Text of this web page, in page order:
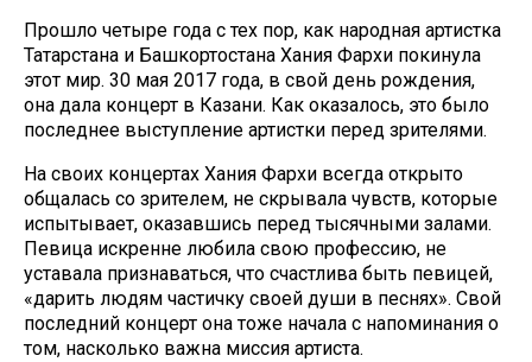
Прошло четыре года с тех пор, как народная артистка
Татарстана и Башкортостана Хания Фархи покинула
этот мир. 30 мая 2017 года, в свой день рождения,
она дала концерт в Казани. Как оказалось, это было
последнее выступление артистки перед зрителями.
На своих концертах Хания Фархи всегда открыто
общалась со зрителем, не скрывала чувств, которые
испытывает, оказавшись перед тысячными залами.
Певица искренне любила свою профессию, не
уставала признаваться, что счастлива быть певицей,
«дарить людям частичку своей души в песнях». Свой
последний концерт она тоже начала с напоминания о
том, насколько важна миссия артиста.